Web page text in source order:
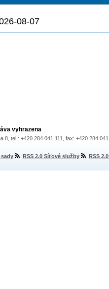
08-07
vyhrazena
8, tel.: +420 284 041 111, fax: +420 284
sady RSS 2.0 Síťové služby RSS